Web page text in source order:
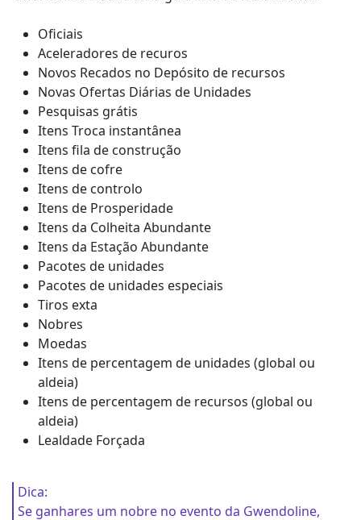
Oficiais
Aceleradores de recuros
Novos Recados no Depósito de recursos
Novas Ofertas Diárias de Unidades
Pesquisas grátis
Itens Troca instantânea
Itens fila de construção
Itens de cofre
Itens de controlo
Itens de Prosperidade
Itens da Colheita Abundante
Itens da Estação Abundante
Pacotes de unidades
Pacotes de unidades especiais
Tiros exta
Nobres
Moedas
Itens de percentagem de unidades (global ou
aldeia)
Itens de percentagem de recursos (global ou
aldeia)
Lealdade Forçada
Dica:
Se ganhares um nobre no evento da Gwendoline,